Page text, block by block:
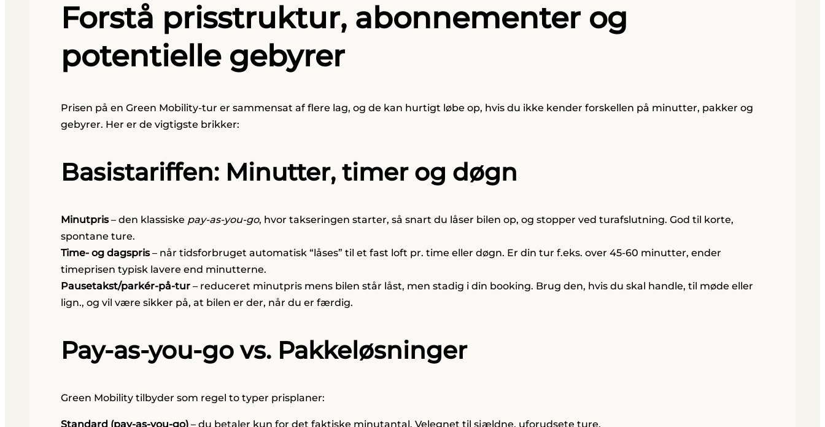
Forstå prisstruktur, abonnementer og
potentielle gebyrer
Prisen på en Green Mobility-tur er sammensat af flere lag, og de kan hurtigt løbe op, hvis du ikke kender forskellen på minutter, pakker og
gebyrer. Her er de vigtigste brikker:
Basistariffen: Minutter, timer og døgn
Minutpris– den klassiske pay-as-you-go, hvor takseringen starter, så snart du låser bilen op, og stopper ved turafslutning. God til korte,
spontane ture.
Time- og dagspris– når tidsforbruget automatisk “låses” til et fast loft pr. time eller døgn. Er din tur f.eks. over 45-60 minutter, ender
timeprisen typisk lavere end minutterne.
Pausetakst/parkér-på-tur– reduceret minutpris mens bilen står låst, men stadig i din booking. Brug den, hvis du skal handle, til møde eller
lign., og vil være sikker på, at bilen er der, når du er færdig.
Pay-as-you-go vs. Pakkeløsninger
Green Mobility tilbyder som regel to typer prisplaner:
Standard (pay-as-you-go)– du betaler kun for det faktiske minutantal. Velegnet til sjældne, uforudsete ture.